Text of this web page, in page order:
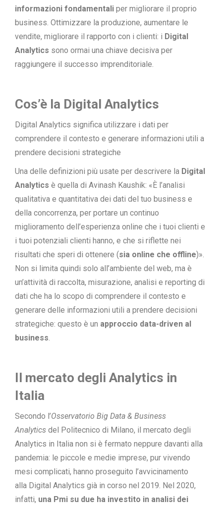
informazioni fondamentali per migliorare il proprio
business. Ottimizzare la produzione, aumentare le
vendite, migliorare il rapporto con i clienti: i Digital
Analytics sono ormai una chiave decisiva per
raggiungere il successo imprenditoriale.
Cos’è la Digital Analytics
Digital Analytics significa utilizzare i dati per
comprendere il contesto e generare informazioni utili a
prendere decisioni strategiche
Una delle definizioni più usate per descrivere la Digital
Analytics è quella di Avinash Kaushik: «È l’analisi
qualitativa e quantitativa dei dati del tuo business e
della concorrenza, per portare un continuo
miglioramento dell’esperienza online che i tuoi clienti e
i tuoi potenziali clienti hanno, e che si riflette nei
risultati che speri di ottenere (sia online che offline)».
Non si limita quindi solo all’ambiente del web, ma è
un’attività di raccolta, misurazione, analisi e reporting di
dati che ha lo scopo di comprendere il contesto e
generare delle informazioni utili a prendere decisioni
strategiche: questo è un approccio data-driven al
business.
Il mercato degli Analytics in
Italia
Secondo l’Osservatorio Big Data & Business
Analytics del Politecnico di Milano, il mercato degli
Analytics in Italia non si è fermato neppure davanti alla
pandemia: le piccole e medie imprese, pur vivendo
mesi complicati, hanno proseguito l’avvicinamento
alla Digital Analytics già in corso nel 2019. Nel 2020,
infatti, una Pmi su due ha investito in analisi dei